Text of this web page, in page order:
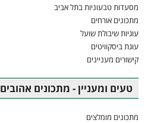
מסעדות טבעוניות בתל אביב
מתכונים אורחים
עוגיות שיבולת שועל
עוגת ביסקוויטים
קישורים מעניינים
טעים ומעניין - מתכונים אהובים
מתכונים מומלצים